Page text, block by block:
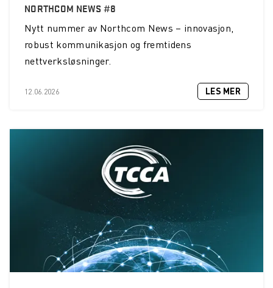
NORTHCOM NEWS #8
Nytt nummer av Northcom News – innovasjon,
robust kommunikasjon og fremtidens
nettverksløsninger.
12.06.2026 LES MER